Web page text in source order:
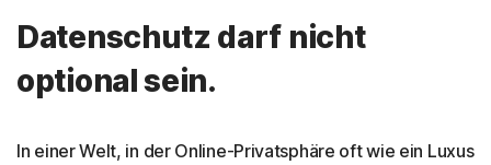
Datenschutz darf nicht
optional sein.
In einer Welt, in der Online-Privatsphäre oft wie ein Luxus